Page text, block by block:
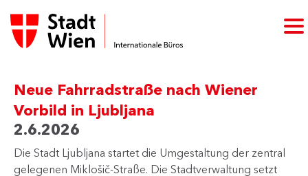
Neue Fahrradstraße nach Wiener
Vorbild in Ljubljana
2.6.2026
Die Stadt Ljubljana startet die Umgestaltung der zentral
gelegenen Miklošič-Straße. Die Stadtverwaltung setzt